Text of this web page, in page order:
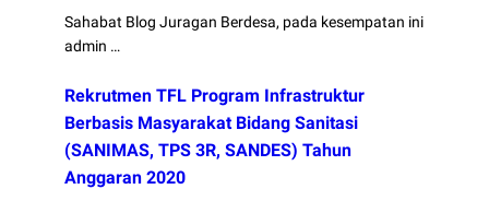
Sahabat Blog Juragan Berdesa, pada kesempatan ini
admin …
Rekrutmen TFL Program Infrastruktur
Berbasis Masyarakat Bidang Sanitasi
(SANIMAS, TPS 3R, SANDES) Tahun
Anggaran 2020